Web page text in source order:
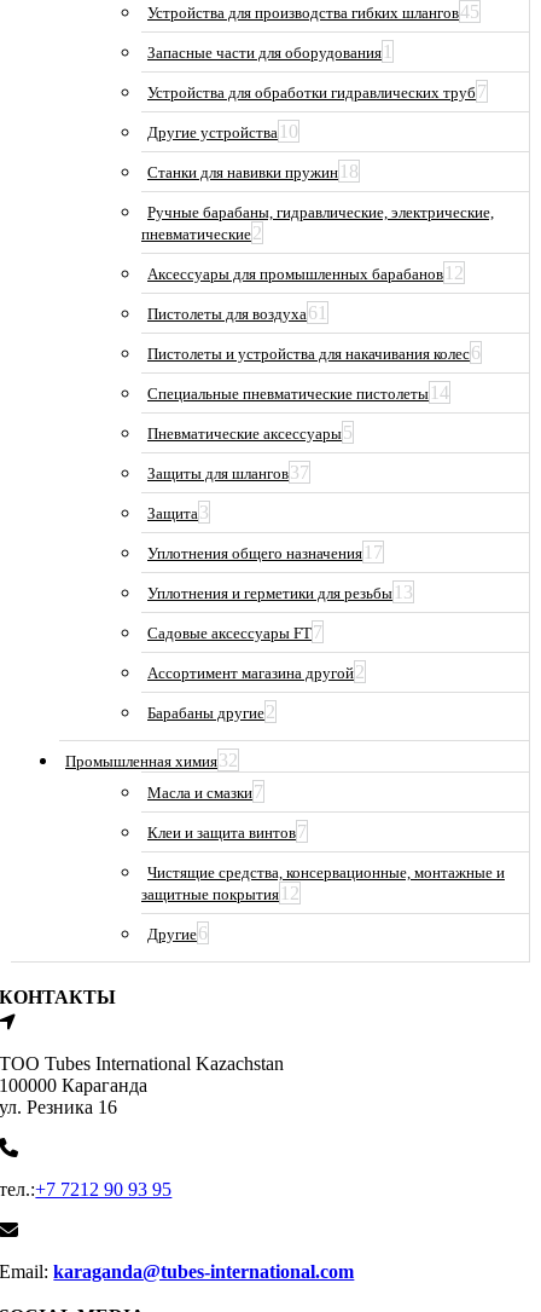
Устройства для производства гибких шлангов45
Запасные части для оборудования 1
Устройства для обработки гидравлических труб 7
Другие устройства 10
Станки для навивки пружин 18
Ручные барабаны, гидравлические, электрические,
пневматические2
Аксессуары для промышленных барабанов 12
Пистолеты для воздуха61
Пистолеты и устройства для накачивания колес6
Специальные пневматические пистолеты 14
Пневматические аксессуары5
Защиты для шлангов37
Защита3
Уплотнения общего назначения 17
Уплотнения и герметики для резьбы 13
Садовые аксессуары FT7
Ассортимент магазина другой2
Барабаны другие2
Промышленная химия32
Масла и смазки7
Клеи и защита винтов7
Чистящие средства, консервационные, монтажные и
защитные покрытия 12
Другие6
КОНТАКТЫ
ТОО Tubes International Kazachstan
100000 Караганда
ул. Резника 16
тел.:+7 7212 90 93 95
Email:karaganda@tubes-international.com